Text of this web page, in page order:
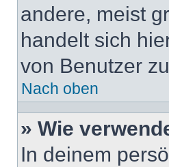
andere, meist
handelt sich
von Benutzer
Nach oben
» Wie
In deinem